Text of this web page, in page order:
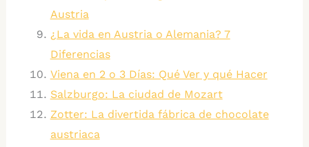
Austria
¿La vida en Austria o Alemania? 7
Diferencias
Viena en 2 o 3 Días: Qué Ver y qué Hacer
Salzburgo: La ciudad de Mozart
Zotter: La divertida fábrica de chocolate
austriaca